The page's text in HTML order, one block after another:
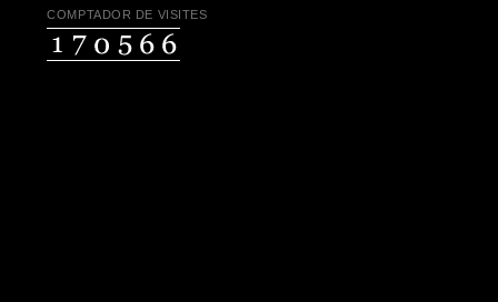
COMPTADOR DE VISITES